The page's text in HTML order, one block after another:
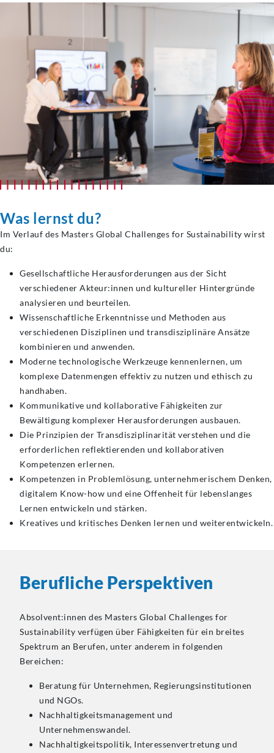
Was lernst du?
Im Verlauf des Masters Global Challenges for Sustainability wirst
du:
Gesellschaftliche Herausforderungen aus der Sicht
verschiedener Akteur:innen und kultureller Hintergründe
analysieren und beurteilen.
Wissenschaftliche Erkenntnisse und Methoden aus
verschiedenen Disziplinen und transdisziplinäre Ansätze
kombinieren und anwenden.
Moderne technologische Werkzeuge kennenlernen, um
komplexe Datenmengen effektiv zu nutzen und ethisch zu
handhaben.
Kommunikative und kollaborative Fähigkeiten zur
Bewältigung komplexer Herausforderungen ausbauen.
Die Prinzipien der Transdisziplinarität verstehen und die
erforderlichen reflektierenden und kollaborativen
Kompetenzen erlernen.
Kompetenzen in Problemlösung, unternehmerischem Denken,
digitalem Know-how und eine Offenheit für lebenslanges
Lernen entwickeln und stärken.
Kreatives und kritisches Denken lernen und weiterentwickeln.
Berufliche Perspektiven
Absolvent:innen des Masters Global Challenges for
Sustainability verfügen über Fähigkeiten für ein breites
Spektrum an Berufen, unter anderem in folgenden
Bereichen:
Beratung für Unternehmen, Regierungsinstitutionen
und NGOs.
Nachhaltigkeitsmanagement und
Unternehmenswandel.
Nachhaltigkeitspolitik, Interessenvertretung und